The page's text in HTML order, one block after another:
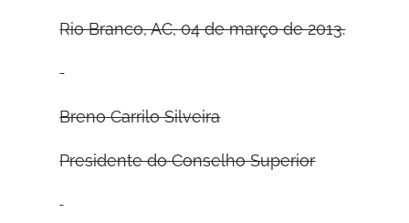
Rio Branco, AC, 04 de março de 2013.
Breno Carrilo Silveira
Presidente do Conselho Superior